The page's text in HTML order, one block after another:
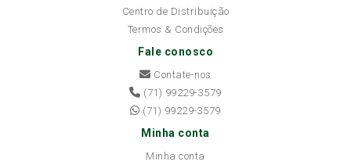
Centro de Distribuição
Termos & Condições
Fale conosco
Contate-nos
(71) 99229-3579
(71) 99229-3579
Minha conta
Minha conta